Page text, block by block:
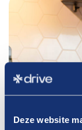
Deze website